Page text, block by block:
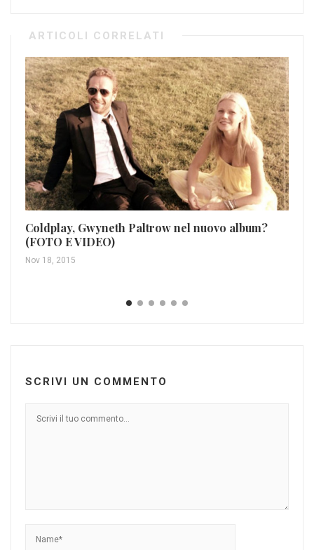
ARTICOLI CORRELATI
Coldplay, Gwyneth Paltrow nel nuovo album?
(FOTO E VIDEO)
Nov 18, 2015
SCRIVI UN COMMENTO